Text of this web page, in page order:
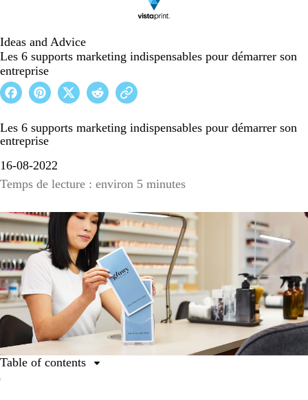
Ideas and Advice
Les 6 supports marketing indispensables pour démarrer son
entreprise
Les 6 supports marketing indispensables pour démarrer son
entreprise
16-08-2022
Temps de lecture : environ 5 minutes
Table of contents